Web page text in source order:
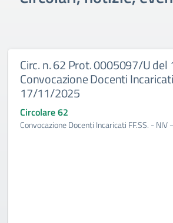
Circ. n. 62 Prot. 0005097/U
Convocazione Docenti
17/11/2025
Circolare 62
Convocazione Docenti Incaricati FF.SS. -